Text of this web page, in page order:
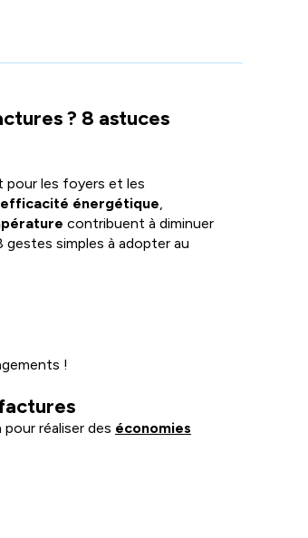
? 8 astuces
les foyers et les
efficacité énergétique,
contribuent à diminuer
gestes simples à adopter au
!
réaliser des économies